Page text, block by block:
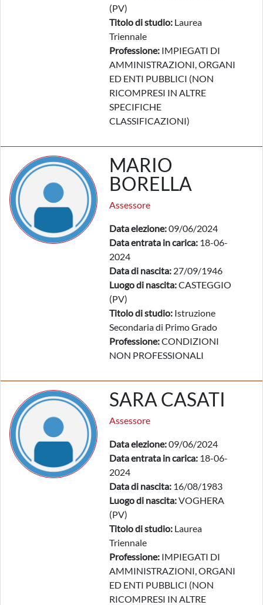
(PV)
Titolo di studio: Laurea
Triennale
Professione: IMPIEGATI DI
AMMINISTRAZIONI, ORGANI
ED ENTI PUBBLICI (NON
RICOMPRESI IN ALTRE
SPECIFICHE
CLASSIFICAZIONI)
MARIO
BORELLA
Assessore
Data elezione:09/06/2024
Data entrata in carica: 18-06-
2024
Data di nascita: 27/09/1946
Luogo di nascita:CASTEGGIO
(PV)
Titolo di studio: Istruzione
Secondaria di Primo Grado
Professione:CONDIZIONI
NON PROFESSIONALI
SARA CASATI
Assessore
Data elezione:09/06/2024
Data entrata in carica: 18-06-
2024
Data di nascita: 16/08/1983
Luogo di nascita:VOGHERA
(PV)
Titolo di studio: Laurea
Triennale
Professione: IMPIEGATI DI
AMMINISTRAZIONI, ORGANI
ED ENTI PUBBLICI (NON
RICOMPRESI IN ALTRE